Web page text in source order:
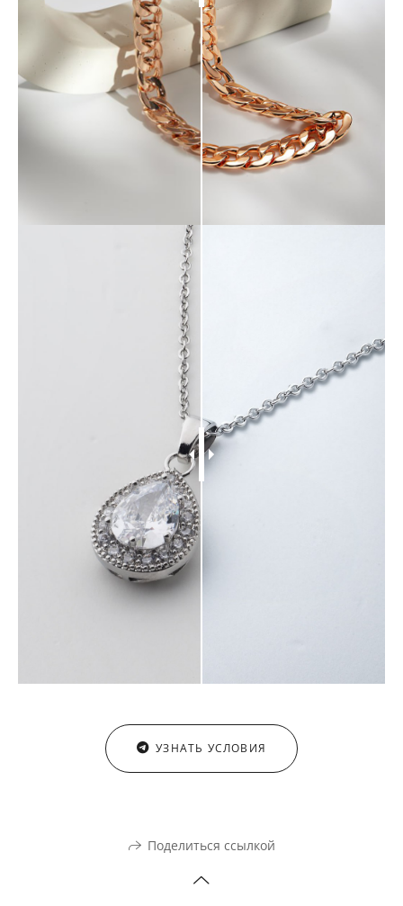
УЗНАТЬ УСЛОВИЯ
Поделиться ссылкой